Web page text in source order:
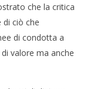
che la critica
di ciò che
di condotta a
valore ma anche